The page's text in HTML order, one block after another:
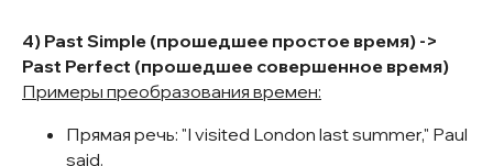
4) Past Simple (прошедшее простое время) ->
Past Perfect (прошедшее совершенное время)
Примеры преобразования времен:
Прямая речь: "I visited London last summer," Paul
said.